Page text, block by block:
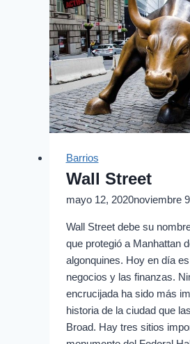
Barrios
Wall Street
mayo 12, 2020noviembre
Wall Street debe su
que protegió a Manhattan
algonquines. Hoy en día
negocios y las finanzas.
encrucijada ha sido más
historia de la ciudad que
Broad. Hay tres sitios